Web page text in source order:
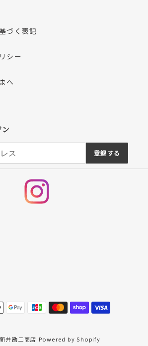
づく表記
シー
へ
登録する
Instagram
決
済
新井勘二商店 Powered by Shopify